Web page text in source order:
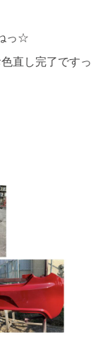
っ☆
直し完了ですっ